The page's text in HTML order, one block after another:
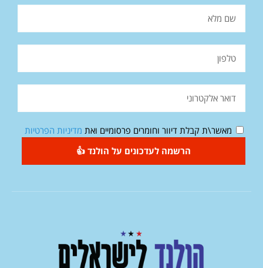
מאשר\ת קבלת דיוור וחומרים פרסומיים ואת מדיניות הפרטיות
הרשמה לעדכונים על הולנד 👍